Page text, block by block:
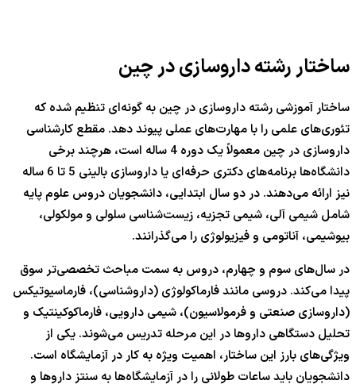
ساختار رشته داروسازی در چین
ساختار آموزشی رشته داروسازی در چین به گونه‌ای تنظیم شده که
تئوری‌های علمی را با مهارت‌های عملی پیوند دهد. مقطع کارشناسی
داروسازی در چین معمولاً یک دوره 4 ساله است، هرچند برخی
دانشگاه‌ها برنامه‌های دکتری حرفه‌ای یا داروسازی بالینی 5 تا 6 ساله
نیز ارائه می‌دهند. در دو سال ابتدایی، دانشجویان دروس علوم پایه
شامل شیمی آلی، شیمی تجزیه، زیست‌شناسی سلولی و مولکولی،
بیوشیمی، آناتومی و فیزیولوژی را می‌گذرانند.
در سال‌های سوم و چهارم، دروس به سمت مباحث تخصصی‌تر سوق
پیدا می‌کند. دروسی مانند فارماکولوژی (داروشناسی)، فارماسیوتیکس
(داروسازی صنعتی و فرمولاسیون)، شیمی دارویی، فارماکوکینتیک و
تحلیل دستگاهی داروها در این مرحله تدریس می‌شوند. یکی از
ویژگی‌های بارز این ساختار، اهمیت ویژه به کار در آزمایشگاه است.
دانشجویان باید ساعات طولانی را در آزمایشگاه‌ها به سنتز داروها و